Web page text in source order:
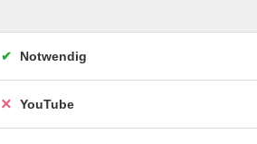
Notwendig
YouTube